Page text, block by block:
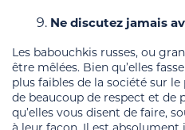
Ne discutez jamais
Les babouchkis russes, ou
être mêlées. Bien qu’elles
plus faibles de la société sur
de beaucoup de respect et de
qu’elles vous disent de faire,